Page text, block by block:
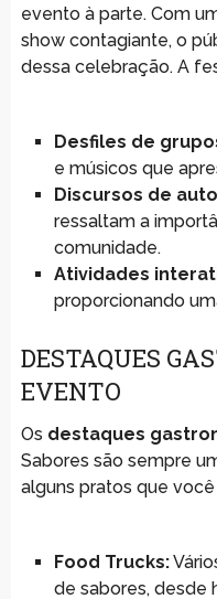
evento à parte. Com
show contagiante, o
dessa celebração. A
Desfiles de
e músicos que
Discursos de
ressaltam a
comunidade.
Atividades
proporcionando
DESTAQUES
EVENTO
Os destaques
Sabores são sempre
alguns pratos que
Food Trucks:
de sabores, desde